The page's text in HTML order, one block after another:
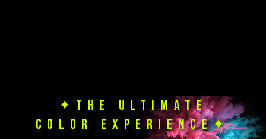
Μέρα με τα Χρώματα 2026 —
✦THE ULTIMATE
COLOR EXPERIENCE✦